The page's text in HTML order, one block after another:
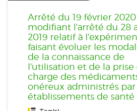
Arrêté du 19 février 2020
modifiant l'arrêté du 28
2019 relatif à
faisant évoluer les
de la connaissance de
l'utilisation et de la prise
charge des
onéreux administrés par
établissements de santé